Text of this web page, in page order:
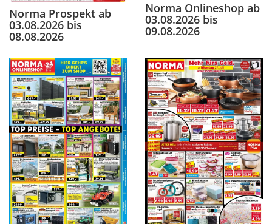
Norma Prospekt ab
03.08.2026 bis
08.08.2026
Norma Onlineshop ab
03.08.2026 bis
09.08.2026